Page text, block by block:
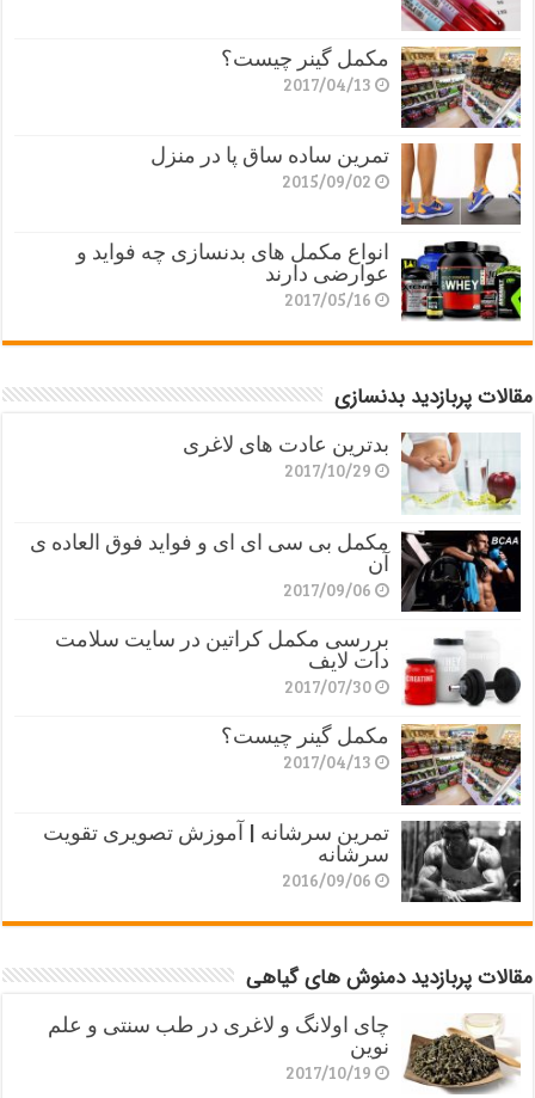
مکمل گینر چیست؟
2017/04/13
تمرین ساده ساق پا در منزل
2015/09/02
انواع مکمل های بدنسازی چه فواید و
عوارضی دارند
2017/05/16
مقالات پربازدید بدنسازی
بدترین عادت های لاغری
2017/10/29
مکمل بی سی ای ای و فواید فوق العاده ی
آن
2017/09/06
بررسی مکمل کراتین در سایت سلامت
دات لایف
2017/07/30
مکمل گینر چیست؟
2017/04/13
تمرین سرشانه | آموزش تصویری تقویت
سرشانه
2016/09/06
مقالات پربازدید دمنوش های گیاهی
چای اولانگ و لاغری در طب سنتی و علم
نوین
2017/10/19